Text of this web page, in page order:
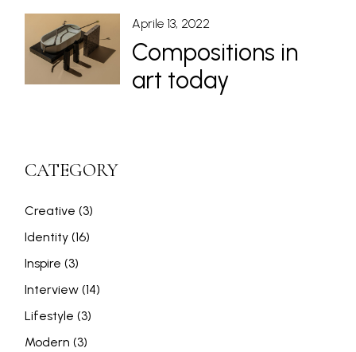
Aprile 13, 2022
Compositions in
art today
CATEGORY
Creative (3)
Identity (16)
Inspire (3)
Interview (14)
Lifestyle (3)
Modern (3)